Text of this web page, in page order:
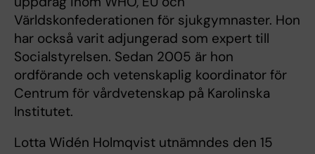
Världskonfederationen för sjukgymnaster. Hon
har också varit adjungerad som expert till
Socialstyrelsen. Sedan 2005 är hon
ordförande och vetenskaplig koordinator för
Centrum för vårdvetenskap på Karolinska
Institutet.
Lotta Widén Holmqvist utnämndes den 15